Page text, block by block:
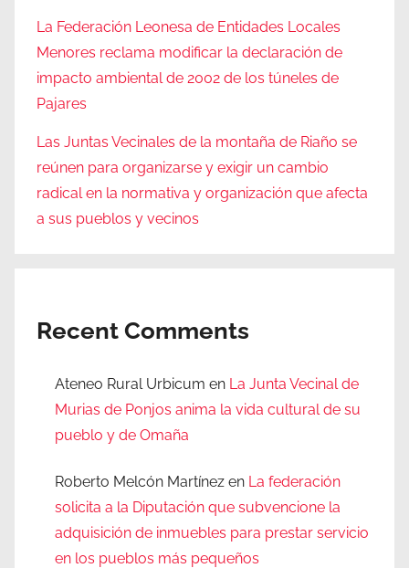
La Federación Leonesa de Entidades Locales
Menores reclama modificar la declaración de
impacto ambiental de 2002 de los túneles de
Pajares
Las Juntas Vecinales de la montaña de Riaño se
reúnen para organizarse y exigir un cambio
radical en la normativa y organización que afecta
a sus pueblos y vecinos
Recent Comments
Ateneo Rural Urbicum en La Junta Vecinal de
Murias de Ponjos anima la vida cultural de su
pueblo y de Omaña
Roberto Melcón Martínez en La federación
solicita a la Diputación que subvencione la
adquisición de inmuebles para prestar servicio
en los pueblos más pequeños